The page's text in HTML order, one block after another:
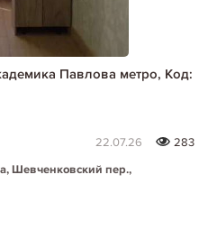
Павлова метро, Код:
22.07.26
283
Шевченковский пер.,